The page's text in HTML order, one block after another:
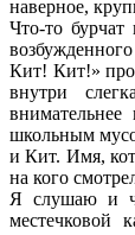
наверное,
Что-то бурчат
Кит! Кит!»
внутри
школьным
и Кит. Имя,
на кого
Я слушаю и
местечковой